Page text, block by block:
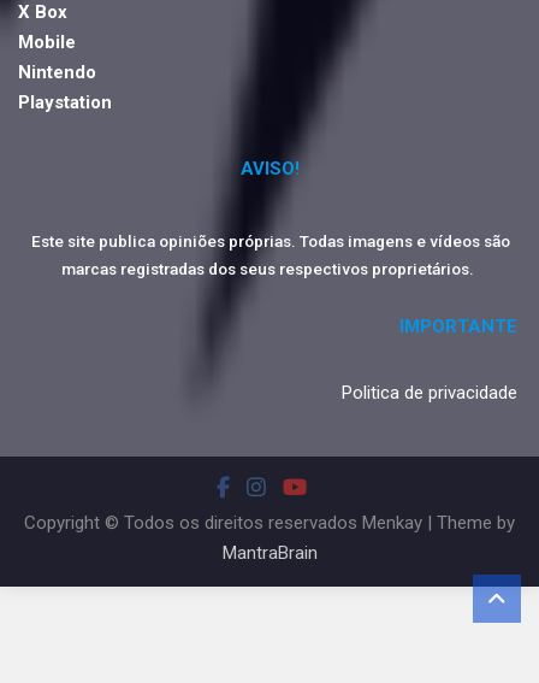
X Box
Mobile
Nintendo
Playstation
AVISO!
Este site publica opiniões próprias. Todas imagens e vídeos são
marcas registradas dos seus respectivos proprietários.
IMPORTANTE
Politica de privacidade
Copyright © Todos os direitos reservados Menkay | Theme by
MantraBrain